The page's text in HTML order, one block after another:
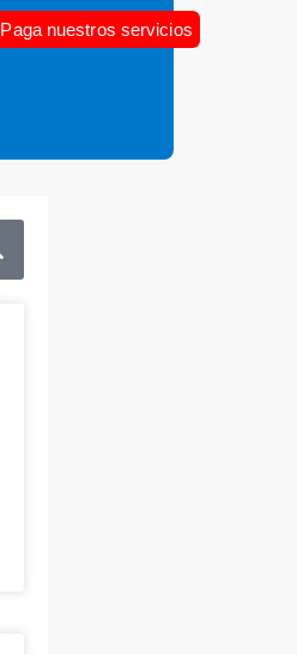
Paga nuestros servicios